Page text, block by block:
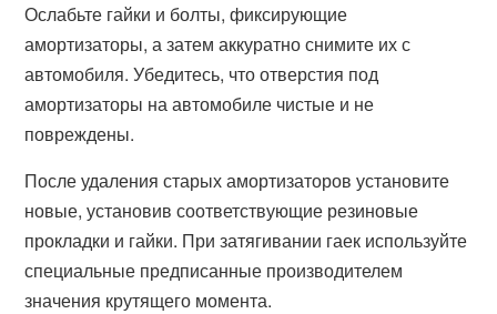
Ослабьте гайки и болты, фиксирующие
амортизаторы, а затем аккуратно снимите их с
автомобиля. Убедитесь, что отверстия под
амортизаторы на автомобиле чистые и не
повреждены.
После удаления старых амортизаторов установите
новые, установив соответствующие резиновые
прокладки и гайки. При затягивании гаек используйте
специальные предписанные производителем
значения крутящего момента.